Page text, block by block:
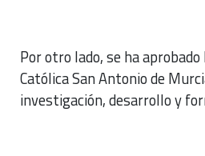
Por otro lado, se ha
Católica San Antonio de
investigación, desarrollo y